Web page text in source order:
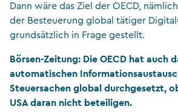
Dann wäre das Ziel der OECD,
der Besteuerung global tätiger
grundsätzlich in Frage gestellt.
Börsen-Zeitung: Die OECD hat auch
automatischen
Steuersachen global durchgesetzt,
USA daran nicht beteiligen.